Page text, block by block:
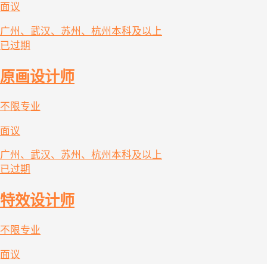
面议
广州、武汉、苏州、杭州 本科及以上
已过期
原画设计师
不限专业
面议
广州、武汉、苏州、杭州 本科及以上
已过期
特效设计师
不限专业
面议